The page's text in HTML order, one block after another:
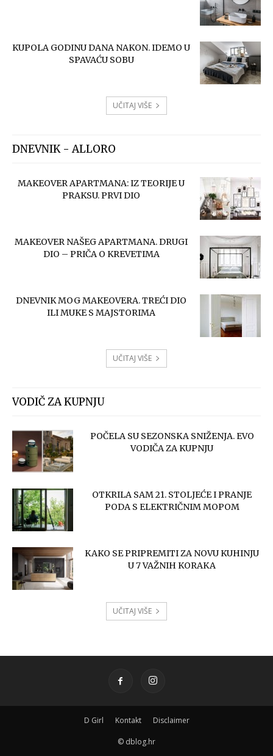
KUPOLA GODINU DANA NAKON. IDEMO U
SPAVAĆU SOBU
UČITAJ VIŠE
DNEVNIK - ALLORO
MAKEOVER APARTMANA: IZ TEORIJE U
PRAKSU. PRVI DIO
MAKEOVER NAŠEG APARTMANA. DRUGI
DIO – PRIČA O KREVETIMA
DNEVNIK MOG MAKEOVERA. TREĆI DIO
ILI MUKE S MAJSTORIMA
UČITAJ VIŠE
VODIČ ZA KUPNJU
POČELA SU SEZONSKA SNIŽENJA. EVO
VODIČA ZA KUPNJU
OTKRILA SAM 21. STOLJEĆE I PRANJE
PODA S ELEKTRIČNIM MOPOM
KAKO SE PRIPREMITI ZA NOVU KUHINJU
U 7 VAŽNIH KORAKA
UČITAJ VIŠE
D Girl Kontakt Disclaimer
© dblog.hr